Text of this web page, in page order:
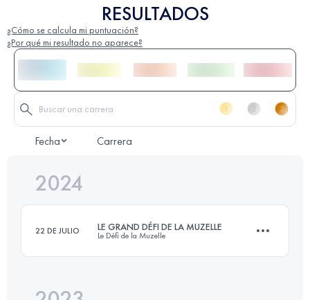
RESULTADOS
¿Cómo se calcula mi puntuación?
¿Por qué mi resultado no aparece?
Fecha Carrera
2024
22 DE JULIO LE GRAND DÉFI DE LA MUZELLE
Le Défi de la Muzelle